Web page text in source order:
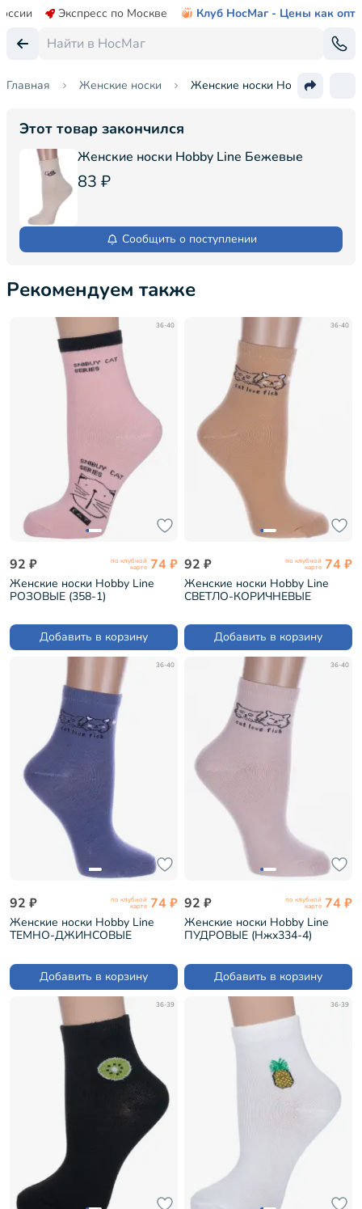
Экспресс по Москве Клуб НосМаг - Цены как опт
Главная Женские носки Женские носки Hobby Line
Этот товар закончился
Женские носки Hobby Line Бежевые
83 ₽
Сообщить о поступлении
Рекомендуем также
36-40
92 ₽ по клубной
карте 74 ₽
Женские носки Hobby Line
РОЗОВЫЕ (358-1)
Добавить в корзину
36-40
92 ₽ по клубной
карте 74 ₽
Женские носки Hobby Line
СВЕТЛО-КОРИЧНЕВЫЕ
Добавить в корзину
36-40
92 ₽ по клубной
карте 74 ₽
Женские носки Hobby Line
ТЕМНО-ДЖИНСОВЫЕ
Добавить в корзину
36-40
92 ₽ по клубной
карте 74 ₽
Женские носки Hobby Line
ПУДРОВЫЕ (Нжх334-4)
Добавить в корзину
36-39 36-39